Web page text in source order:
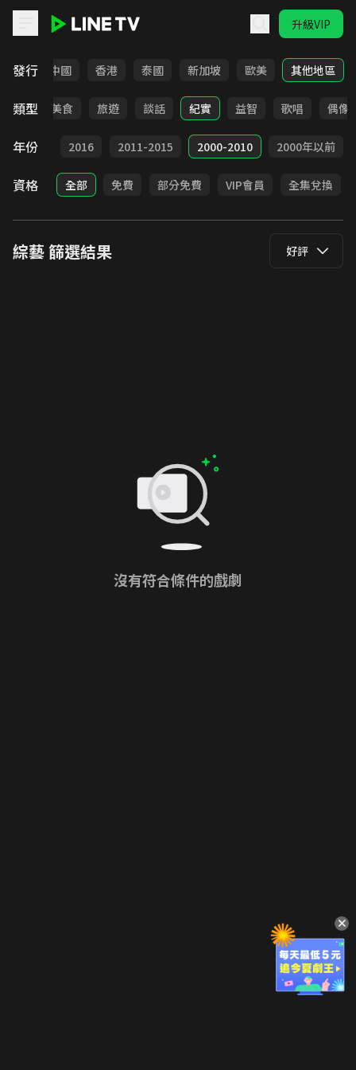
升級VIP
發行
韓國 中國 香港 泰國 新加坡 歐美 其他地區
類型
選秀 美食 旅遊 談話 紀實 益智 歌唱 偶像
年份
2017 2016 2011-2015 2000-2010 2000年以前
資格 全部 免費 部分免費 VIP會員 全集兌換
綜藝篩選結果 好評
沒有符合條件的戲劇